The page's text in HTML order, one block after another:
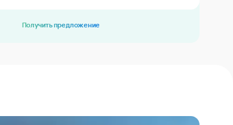
Получить предложение